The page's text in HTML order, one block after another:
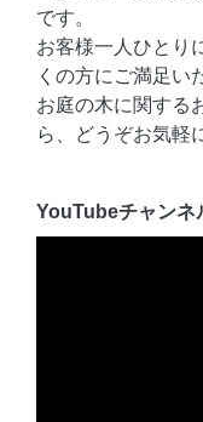
です。
お客様一人ひとり
くの方にご満足い
お庭の木に関する
ら、どうぞお気軽
YouTubeチャン